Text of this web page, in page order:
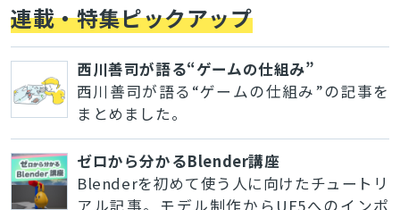
連載・特集ピックアップ
西川善司が語る“ゲームの仕組み”
西川善司が語る“ゲームの仕組み”の記事を
まとめました。
ゼロから分かるBlender講座
Blenderを初めて使う人に向けたチュートリ
アル記事。モデル制作からUE5へのインポ